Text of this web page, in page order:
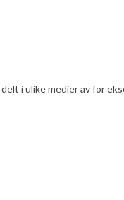
i ulike medier av for